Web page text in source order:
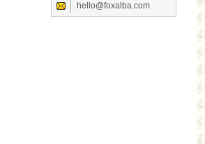
hello@foxalba.com